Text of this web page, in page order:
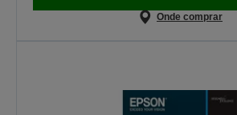
Onde comprar